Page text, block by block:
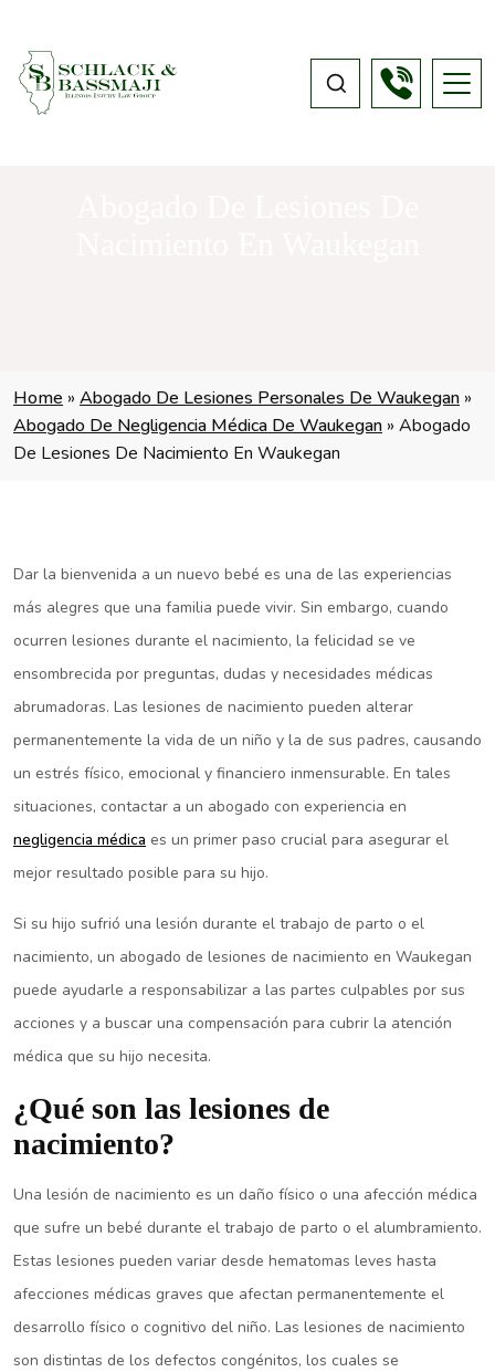
Home » Abogado De Lesiones Personales De Waukegan »
Abogado De Negligencia Médica De Waukegan » Abogado
De Lesiones De Nacimiento En Waukegan
Dar la bienvenida a un nuevo bebé es una de las experiencias
más alegres que una familia puede vivir. Sin embargo, cuando
ocurren lesiones durante el nacimiento, la felicidad se ve
ensombrecida por preguntas, dudas y necesidades médicas
abrumadoras. Las lesiones de nacimiento pueden alterar
permanentemente la vida de un niño y la de sus padres, causando
un estrés físico, emocional y financiero inmensurable. En tales
situaciones, contactar a un abogado con experiencia en
negligencia médica es un primer paso crucial para asegurar el
mejor resultado posible para su hijo.
Si su hijo sufrió una lesión durante el trabajo de parto o el
nacimiento, un abogado de lesiones de nacimiento en Waukegan
puede ayudarle a responsabilizar a las partes culpables por sus
acciones y a buscar una compensación para cubrir la atención
médica que su hijo necesita.
¿Qué son las lesiones de
nacimiento?
Una lesión de nacimiento es un daño físico o una afección médica
que sufre un bebé durante el trabajo de parto o el alumbramiento.
Estas lesiones pueden variar desde hematomas leves hasta
afecciones médicas graves que afectan permanentemente el
desarrollo físico o cognitivo del niño. Las lesiones de nacimiento
son distintas de los defectos congénitos, los cuales se